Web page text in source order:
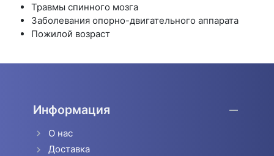
Травмы спинного мозга
Заболевания опорно-двигательного аппарата
Пожилой возраст
Информация
О нас
Доставка